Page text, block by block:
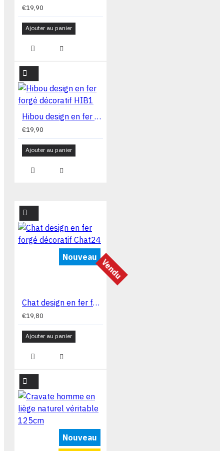
€19,90
Ajouter au panier
Hibou design en fer forgé décoratif HIB1
€19,90
Ajouter au panier
Nouveau
Vendu
Chat design en fer forgé décoratif Chat24
€19,80
Ajouter au panier
Nouveau